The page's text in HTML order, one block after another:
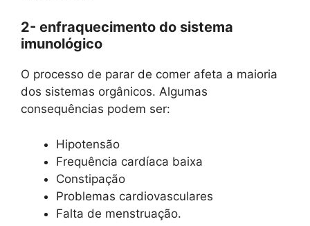
2- enfraquecimento do sistema
imunológico
O processo de parar de comer afeta a maioria
dos sistemas orgânicos. Algumas
consequências podem ser:
Hipotensão
Frequência cardíaca baixa
Constipação
Problemas cardiovasculares
Falta de menstruação.